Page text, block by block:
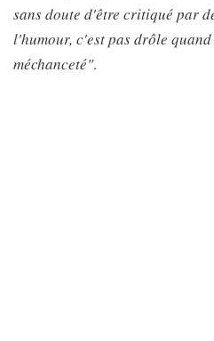
sans doute d'être critiqué par
l'humour, c'est pas drôle
méchanceté".